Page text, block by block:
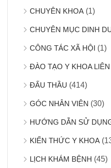
CHUYÊN KHOA (1)
CHUYÊN MỤC DINH
CÔNG TÁC XÃ HỘI (1)
ĐÀO TẠO Y KHOA
ĐẤU THẦU (414)
GÓC NHÂN VIÊN (30)
HƯỚNG DẪN SỬ
KIẾN THỨC Y KHOA
LỊCH KHÁM BỆNH (45)